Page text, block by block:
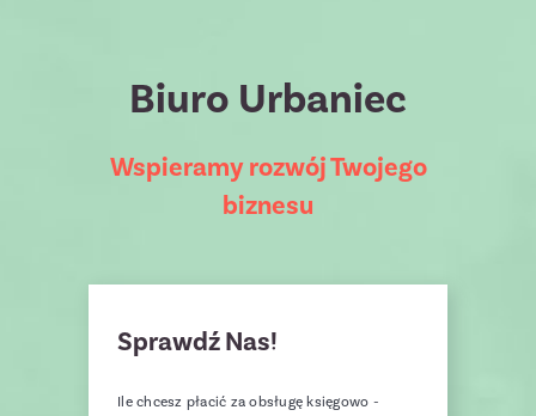
Biuro Urbaniec
Wspieramy rozwój Twojego
biznesu
Sprawdź Nas!
Ile chcesz płacić za obsługę księgowo -